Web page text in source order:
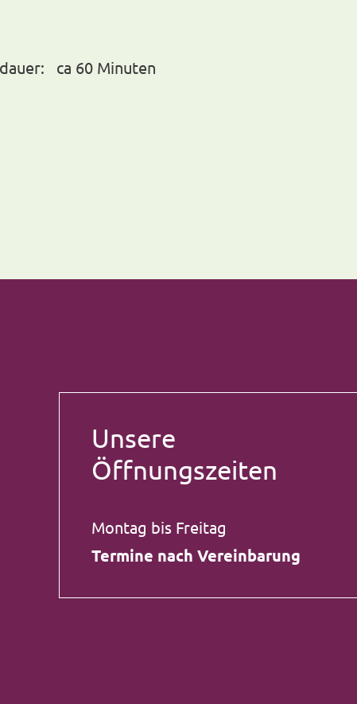
ca 60 Minuten
Unsere
Öffnungszeiten
Montag bis Freitag
Termine nach Vereinbarung